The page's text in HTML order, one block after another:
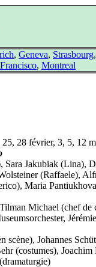
, Geneva, Strasbourg,
, Montreal
28 février, 3, 5, 12
Sara Jakubiak (Lina),
(Raffaele),
Maria Pantiukhova
Michael (chef de
scène), Johannes
(costumes), Joachim